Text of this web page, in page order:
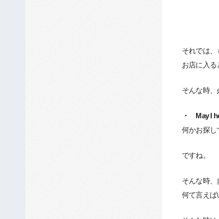
それでは
お店に入
そんな時
・ May I
何かお探し
ですね。
そんな時
何て言えば